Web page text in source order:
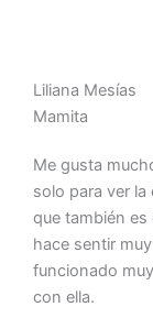
Liliana Mesías
Mamita
Me gusta
solo para ver
que también es
hace sentir
funcionado
con ella.